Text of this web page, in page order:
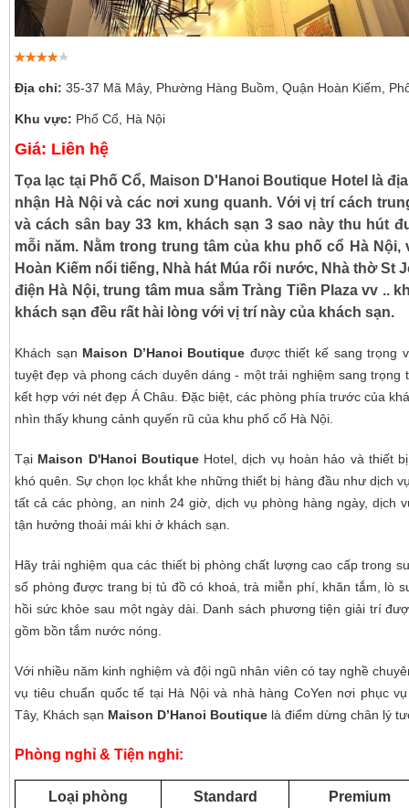
Địa chỉ: 35-37 Mã Mây, Phường Hàng Buồm, Quận Hoàn Kiếm,
Khu vực: Phố Cổ, Hà Nội
Giá: Liên hệ
Tọa lạc tại Phố Cổ, Maison D'Hanoi Boutique Hotel là
nhận Hà Nội và các nơi xung quanh. Với vị trí cách
và cách sân bay 33 km, khách sạn 3 sao này thu hút
mỗi năm. Nằm trong trung tâm của khu phố cổ Hà
Hoàn Kiếm nổi tiếng, Nhà hát Múa rối nước, Nhà thờ St
điện Hà Nội, trung tâm mua sắm Tràng Tiền Plaza vv ..
khách sạn đều rất hài lòng với vị trí này của khách sạn.
Khách sạn Maison D’Hanoi Boutique được thiết kế sang trọng
tuyệt đẹp và phong cách duyên dáng - một trải nghiệm sang trọng
kết hợp với nét đẹp Á Châu. Đặc biệt, các phòng phía trước của
nhìn thấy khung cảnh quyến rũ của khu phố cổ Hà Nội.
Tại Maison D'Hanoi BoutiqueHotel, dịch vụ hoàn hảo và thiết
khó quên. Sự chọn lọc khắt khe những thiết bị hàng đầu như dịch
tất cả các phòng, an ninh 24 giờ, dịch vụ phòng hàng ngày, dịch
tận hưởng thoải mái khi ở khách sạn.
Hãy trải nghiệm qua các thiết bị phòng chất lượng cao cấp trong
số phòng được trang bị tủ đồ có khoá, trà miễn phí, khăn tắm, lò
hồi sức khỏe sau một ngày dài. Danh sách phương tiện giải trí
gồm bồn tắm nước nóng.
Với nhiều năm kinh nghiệm và đội ngũ nhân viên có tay nghề
vụ tiêu chuẩn quốc tế tại Hà Nội và nhà hàng CoYen nơi phục
Tây, Khách sạn Maison D’Hanoi Boutique là điểm dừng chân lý
Phòng nghỉ & Tiện nghi:
Loại phòng Standard Premium